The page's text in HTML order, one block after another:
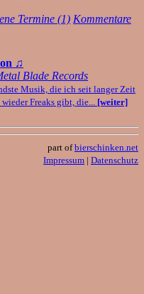
Termine (1) Kommentare
♫
Blade Records
Musik, die ich seit langer Zeit
Freaks gibt, die... [weiter]
part ofbierschinken.net
Impressum | Datenschutz